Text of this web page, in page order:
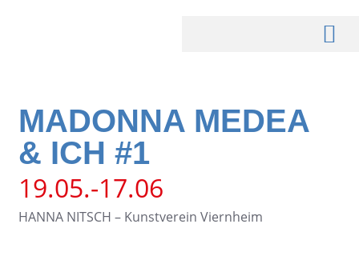
MADONNA MEDEA
& ICH #1
19.05.-17.06
HANNA NITSCH – Kunstverein Viernheim